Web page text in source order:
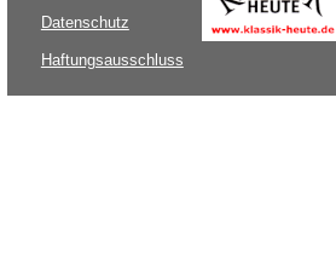
Datenschutz
Haftungsausschluss